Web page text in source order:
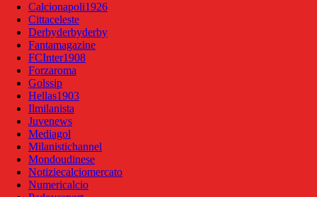
Calcionapoli1926
Cittaceleste
Derbyderbyderby
Fantamagazine
FCInter1908
Forzaroma
Golssip
Hellas1903
Ilmilanista
Juvenews
Mediagol
Milanistichannel
Mondoudinese
Notiziecalciomercato
Numericalcio